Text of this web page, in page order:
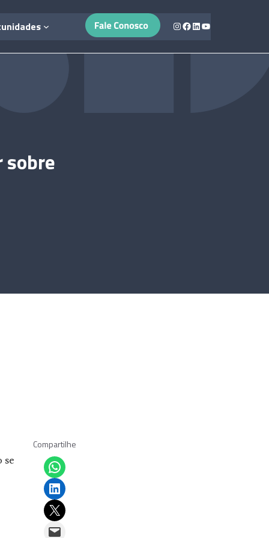
Instagram
Facebook
LinkedIn
Youtube
sobre
se
Compartilhe
Share on WhatsApp
Share on LinkedIn
Email this Page
Email this Page